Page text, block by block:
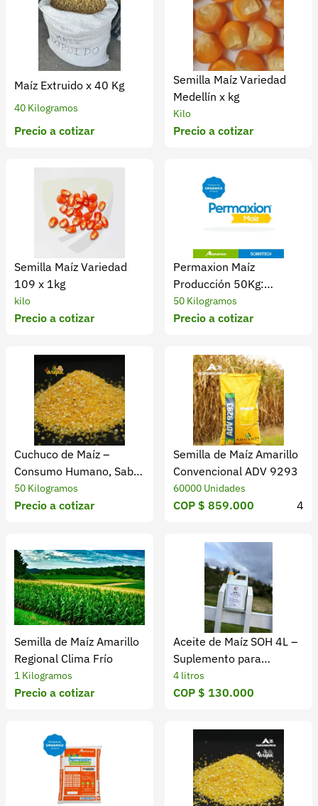
Maíz Extruido x 40 Kg
40 Kilogramos
Precio a cotizar
Semilla Maíz Variedad
Medellín x kg
Kilo
Precio a cotizar
Semilla Maíz Variedad
109 x 1kg
kilo
Precio a cotizar
Permaxion Maíz
Producción 50Kg:
rendimiento y calidad
50 Kilogramos
Precio a cotizar
Cuchuco de Maíz –
Consumo Humano, Sabor
y Calidad
50 Kilogramos
Precio a cotizar
Semilla de Maíz Amarillo
Convencional ADV 9293
60000 Unidades
COP $ 859.000 4
Semilla de Maíz Amarillo
Regional Clima Frío
1 Kilogramos
Precio a cotizar
Aceite de Maíz SOH 4L –
Suplemento para
Caballos.
4 litros
COP $ 130.000